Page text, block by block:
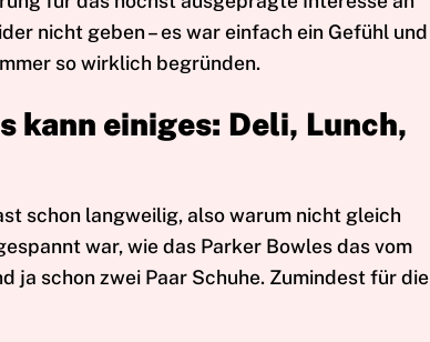
nicht geben – es war einfach ein Gefühl und
so wirklich begründen.
kann einiges: Deli, Lunch,
schon langweilig, also warum nicht gleich
war, wie das Parker Bowles das vom
ja schon zwei Paar Schuhe. Zumindest für die